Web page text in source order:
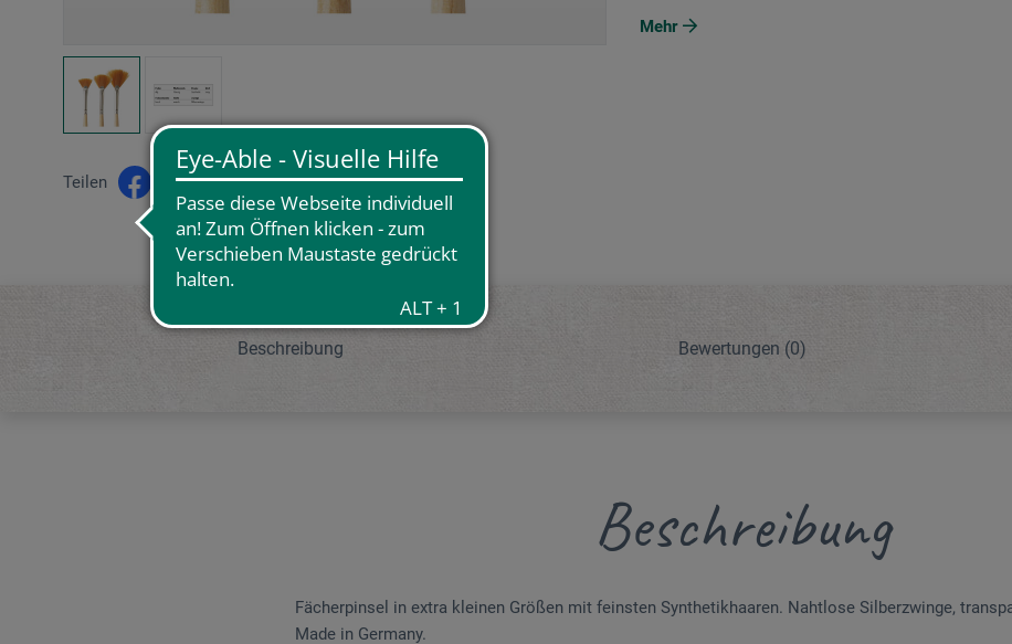
Teilen
Mehr
Beschreibung Bewertungen (0)
Beschreibung
Fächerpinsel in extra kleinen Größen mit feinsten Synthetikhaaren. Nahtlose Silberzwinge,
Made in Germany.